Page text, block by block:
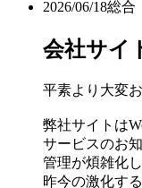
2026/06/18総合
会社サイ
平素より大変
弊社サイトは
サービスのお
管理が煩雑化
昨今の激化す